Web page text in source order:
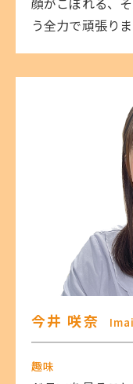
う全力で頑張りま
今井 咲奈
趣味